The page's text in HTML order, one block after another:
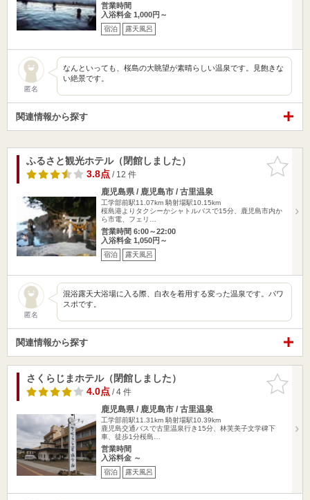
営業時間
入浴料金 1,000円～
宿泊 露天風呂
匿名
なんといっても、桜島の大眺望が素晴らしい温泉です。見飽きな
い絶景です。
関連情報から探す
お気に入
りに追加
ふるさと観光ホテル（閉館しました）
3.8点/ 12 件
鹿児島県 / 鹿児島市 / 古里温泉
工学部前駅11.07km 騎射場駅10.15km
桜島港よりタクシーかシャトルバスで15分、鹿児島市内か
ら市電、フェリ…
営業時間 6:00～22:00
入浴料金 1,050円～
宿泊 露天風呂
匿名
混浴露天大浴場に入る際、白衣を着用する変った温泉です。パワ
スポです。
関連情報から探す
お気に入
りに追加
さくらじまホテル（閉館しました）
4.0点/ 4 件
鹿児島県 / 鹿児島市 / 古里温泉
工学部前駅11.31km 騎射場駅10.39km
鹿児島交通バスで古里温泉行き15分、林芙美子文学碑下
車、徒歩1分桜島…
営業時間
入浴料金 ～
宿泊 露天風呂